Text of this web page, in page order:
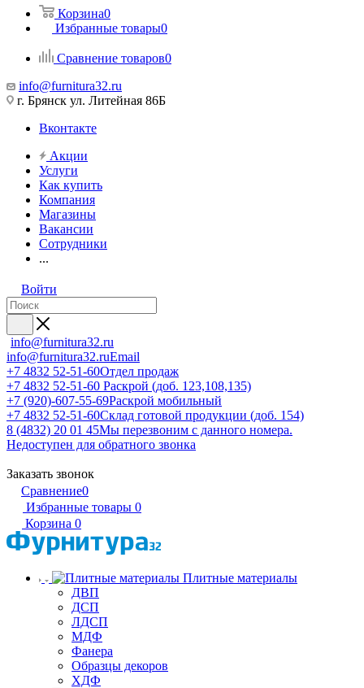
Корзина0
Избранные товары0
Сравнение товаров0
info@furnitura32.ru
г. Брянск ул. Литейная 86Б
Вконтакте
Акции
Услуги
Как купить
Компания
Магазины
Вакансии
Сотрудники
...
Войти
info@furnitura32.ru
info@furnitura32.ruEmail
+7 4832 52-51-60Отдел продаж
+7 4832 52-51-60 Раскрой (доб. 123,108,135)
+7 (920)-607-55-69Раскрой мобильный
+7 4832 52-51-60Склад готовой продукции (доб. 154)
8 (4832) 20 01 45Мы перезвоним с данного номера.
Недоступен для обратного звонка
Заказать звонок
Сравнение0
Избранные товары 0
Корзина 0
Плитные материалы
ДВП
ДСП
ЛДСП
МДФ
Фанера
Образцы декоров
ХДФ